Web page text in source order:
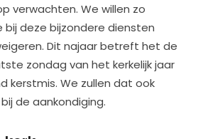
verwachten. We willen zo
bij deze bijzondere diensten
Dit najaar betreft het de
zondag van het kerkelijk jaar
kerstmis.We zullen dat ook
de aankondiging.